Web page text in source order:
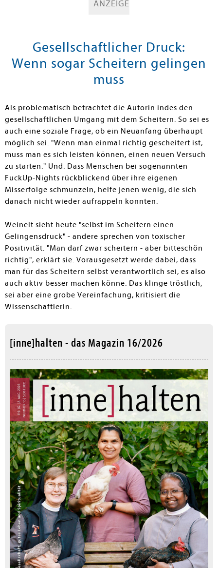
ANZEIGE
Gesellschaftlicher Druck:
Wenn sogar Scheitern gelingen
muss
Als problematisch betrachtet die Autorin indes den
gesellschaftlichen Umgang mit dem Scheitern. So sei es
auch eine soziale Frage, ob ein Neuanfang überhaupt
möglich sei. "Wenn man einmal richtig gescheitert ist,
muss man es sich leisten können, einen neuen Versuch
zu starten." Und: Dass Menschen bei sogenannten
FuckUp-Nights rückblickend über ihre eigenen
Misserfolge schmunzeln, helfe jenen wenig, die sich
danach nicht wieder aufrappeln konnten.
Weinelt sieht heute "selbst im Scheitern einen
Gelingensdruck" - andere sprechen von toxischer
Positivität. "Man darf zwar scheitern - aber bitteschön
richtig", erklärt sie. Vorausgesetzt werde dabei, dass
man für das Scheitern selbst verantwortlich sei, es also
auch aktiv besser machen könne. Das klinge tröstlich,
sei aber eine grobe Vereinfachung, kritisiert die
Wissenschaftlerin.
[inne]halten - das Magazin 16/2026